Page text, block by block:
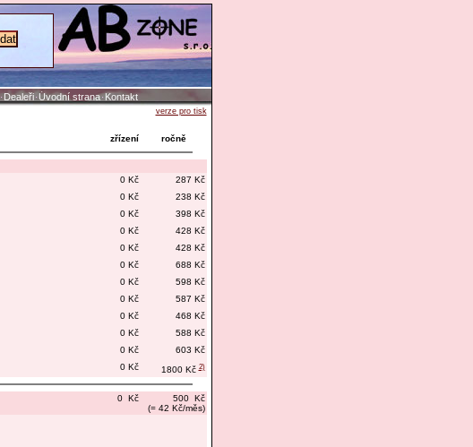
·Dealeři·Úvodní strana·Kontakt
verze pro tisk
zřízení ročně
0 Kč 287 Kč
0 Kč 238 Kč
0 Kč 398 Kč
0 Kč 428 Kč
0 Kč 428 Kč
0 Kč 688 Kč
0 Kč 598 Kč
0 Kč 587 Kč
0 Kč 468 Kč
0 Kč 588 Kč
0 Kč 603 Kč
0 Kč 1800 Kč2)
0 Kč
500 Kč
(= 42 Kč/měs)